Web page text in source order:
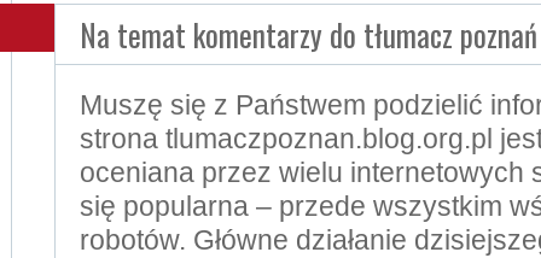
Na temat komentarzy do tłumacz poznań
Muszę się z Państwem podzielić
strona tlumaczpoznan.blog.org.pl
oceniana przez wielu internetowych
się popularna – przede wszystkim
robotów. Główne działanie